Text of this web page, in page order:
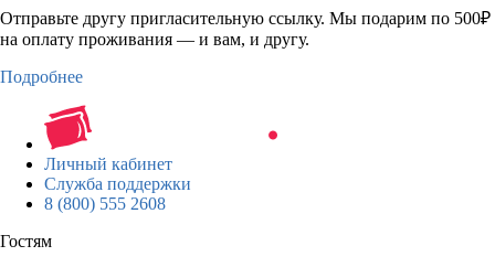
Отправьте другу пригласительную ссылку. Мы подарим по 500₽
на оплату проживания — и вам, и другу.
Подробнее
Личный кабинет
Служба поддержки
8 (800) 555 2608
Гостям